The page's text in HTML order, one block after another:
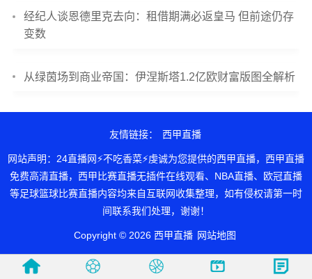
经纪人谈恩德里克去向：租借期满必返皇马 但前途仍存
变数
从绿茵场到商业帝国：伊涅斯塔1.2亿欧财富版图全解析
友情链接： 西甲直播
网站声明：24直播网⚡不吃香菜⚡虔诚为您提供的西甲直播，西甲直播
免费高清直播，西甲比赛直播无插件在线观看、NBA直播、欧冠直播
等足球篮球比赛直播内容均来自互联网收集整理，如有侵权请第一时
间联系我们处理，谢谢！
Copyright © 2026 西甲直播 网站地图